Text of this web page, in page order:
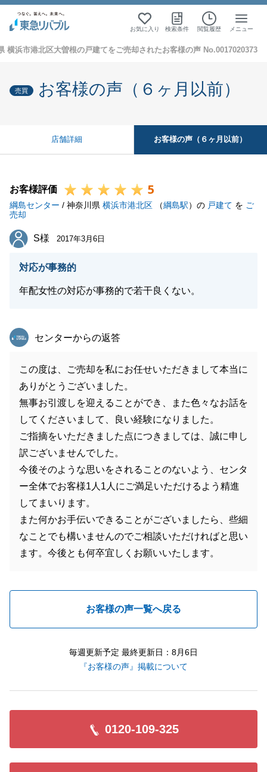
お気に入り 検索条件 閲覧履歴 メニュー
横浜市港北区大曽根の戸建てをご売却されたお客様の声 No.0017020373
売買 お客様の声（６ヶ月以前）
店舗詳細 お客様の声（６ヶ月以前）
お客様評価 5
綱島センター / 神奈川県 横浜市港北区 （綱島駅）の 戸建て を ご
売却
S様
S様 2017年3月6日
対応が事務的
年配女性の対応が事務的で若干良くない。
東急リバブル
センターからの返答
この度は、ご売却を私にお任せいただきまして本当に
ありがとうございました。
無事お引渡しを迎えることができ、また色々なお話を
してくださいまして、良い経験になりました。
ご指摘をいただきました点につきましては、誠に申し
訳ございませんでした。
今後そのような思いをされることのないよう、センタ
ー全体でお客様1人1人にご満足いただけるよう精進
してまいります。
また何かお手伝いできることがございましたら、些細
なことでも構いませんのでご相談いただければと思い
ます。今後とも何卒宜しくお願いいたします。
お客様の声一覧へ戻る
毎週更新予定 最終更新日：8月6日
『お客様の声』掲載について
0120-109-325